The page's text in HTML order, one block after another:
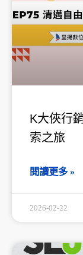
K大俠行
索之旅
閱讀更多 »
2026-02-22